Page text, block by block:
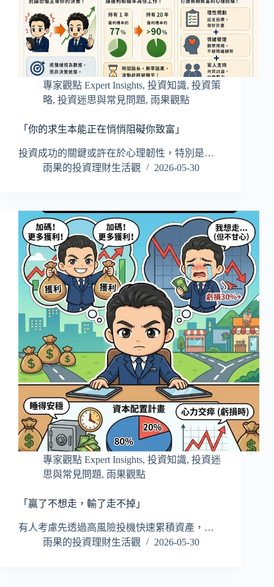
專家觀點 Expert Insights, 投資知識, 投資策
略, 投資迷思與常見問題, 雨果觀點
「你的求生本能正在悄悄阻礙你致富」
投資成功的關鍵或許在於心理韌性，特別是…
雨果的投資理財生活觀
2026-05-30
專家觀點 Expert Insights, 投資知識, 投資迷
思與常見問題, 雨果觀點
「贏了不想走，輸了走不掉」
有人考慮先透過高風險投機快速累積資產，…
雨果的投資理財生活觀
2026-05-30